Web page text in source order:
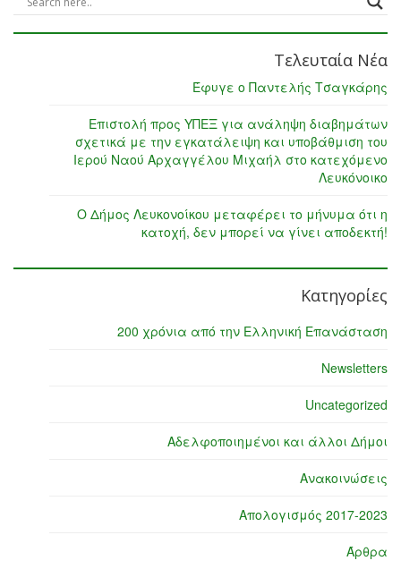
Τελευταία Νέα
Έφυγε ο Παντελής Τσαγκάρης
Επιστολή προς ΥΠΕΞ για ανάληψη διαβημάτων
σχετικά με την εγκατάλειψη και υποβάθμιση του
Ιερού Ναού Αρχαγγέλου Μιχαήλ στο κατεχόμενο
Λευκόνοικο
Ο Δήμος Λευκονοίκου μεταφέρει το μήνυμα ότι η
κατοχή, δεν μπορεί να γίνει αποδεκτή!
Κατηγορίες
200 χρόνια από την Ελληνική Επανάσταση
Newsletters
Uncategorized
Αδελφοποιημένοι και άλλοι Δήμοι
Ανακοινώσεις
Απολογισμός 2017-2023
Άρθρα